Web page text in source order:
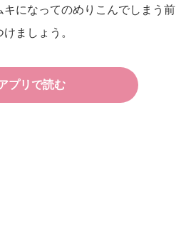
キになってのめりこんでしまう前
ましょう。
プリで読む